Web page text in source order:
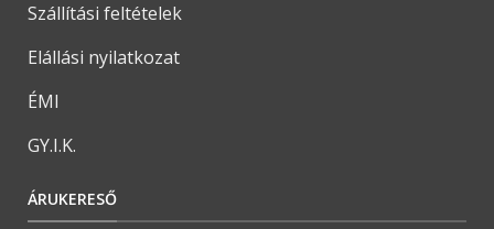
Szállítási feltételek
Elállási nyilatkozat
ÉMI
GY.I.K.
ÁRUKERESŐ